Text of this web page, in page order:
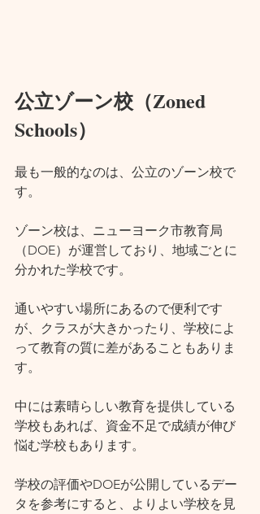
公立ゾーン校（Zoned
Schools）
最も一般的なのは、公立のゾーン校で
す。
ゾーン校は、ニューヨーク市教育局
（DOE）が運営しており、地域ごとに
分かれた学校です。
通いやすい場所にあるので便利です
が、クラスが大きかったり、学校によ
って教育の質に差があることもありま
す。
中には素晴らしい教育を提供している
学校もあれば、資金不足で成績が伸び
悩む学校もあります。
学校の評価やDOEが公開しているデー
タを参考にすると、よりよい学校を見